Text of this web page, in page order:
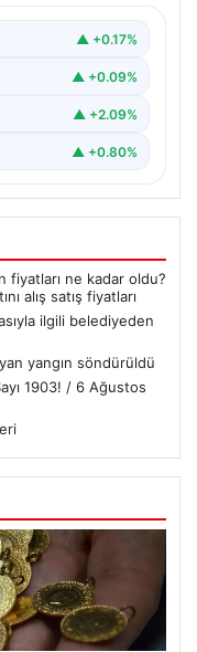
▲ +0.17%
▲ +0.09%
▲ +2.09%
▲ +0.80%
fiyatları ne kadar oldu?
alış satış fiyatları
ilgili belediyeden
yangın söndürüldü
1903! / 6 Ağustos